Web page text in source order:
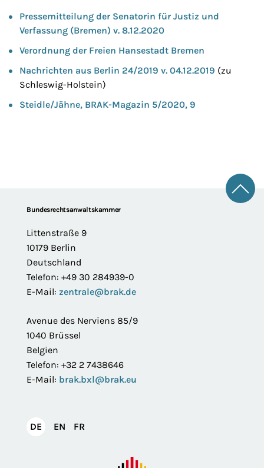
Pressemitteilung der Senatorin für Justiz und
Verfassung (Bremen) v. 8.12.2020
Verordnung der Freien Hansestadt Bremen
Nachrichten aus Berlin 24/2019 v. 04.12.2019 (zu
Schleswig-Holstein)
Steidle/Jähne, BRAK-Magazin 5/2020, 9
FooterBundesrechtsanwaltskammer
Littenstraße 9
10179 Berlin
Deutschland
Telefon: +49 30 284939-0
E-Mail: zentrale@brak.de
Avenue des Nerviens 85/9
1040 Brüssel
Belgien
Telefon: +32 2 7438646
E-Mail: brak.bxl@brak.eu
DEDeutsch
EN English
FR